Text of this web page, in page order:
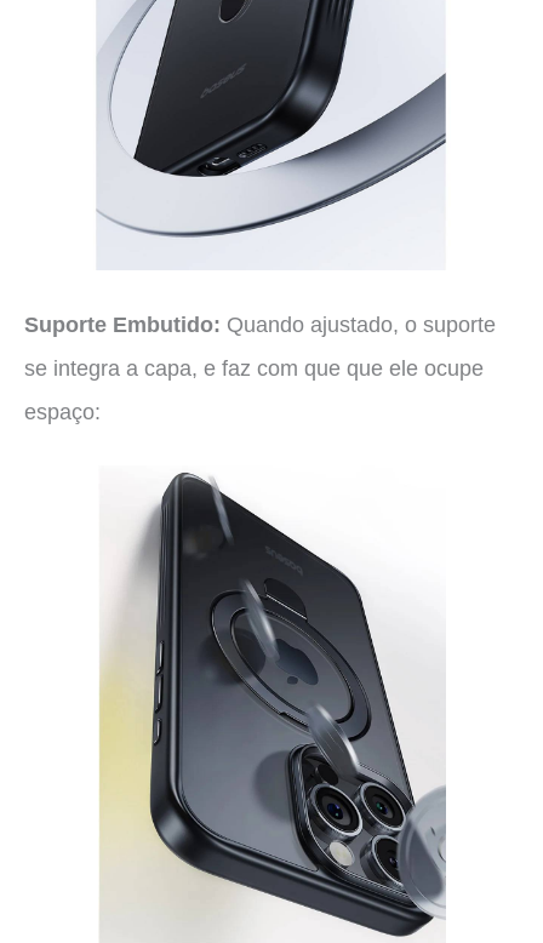
Suporte Embutido: Quando ajustado, o suporte
se integra a capa, e faz com que que ele ocupe
espaço: